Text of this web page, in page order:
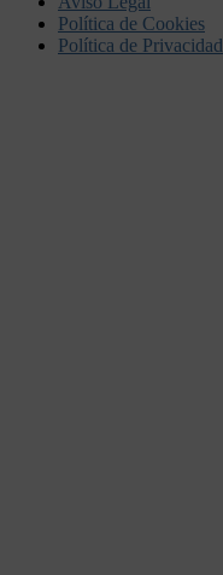
Política de Cookies
Política de Privacidad